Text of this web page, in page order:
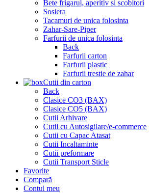
Bete frigarui, aperitiv si scobitori
Sosiera
Tacamuri de unica folosinta
Zahar-Sare-Piper
Farfurii de unica folosinta
Back
Farfurii carton
Farfurii plastic
Farfurii trestie de zahar
Cutii din carton
Back
Clasice CO3 (BAX)
Clasice CO5 (BAX)
Cutii Arhivare
Cutii cu Autosigilare/e-commerce
Cutii cu Capac Atasat
Cutii Incaltaminte
Cutii preformare
Cutii Transport Sticle
Favorite
Compară
Contul meu